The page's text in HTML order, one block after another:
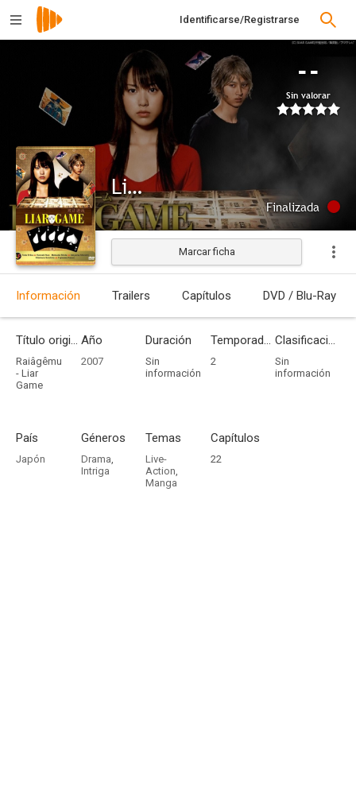
Identificarse/Registrarse
--
Sin valorar
Liar Game
Finalizada
Marcar ficha
Información Trailers Capítulos DVD / Blu-Ray
Título original
Raiâgêmu
- Liar
Game
Año
2007
Duración
Sin
información
Temporadas
2
Clasificación por edades
Sin
información
País
Japón
Géneros
Drama,
Intriga
Temas
Live-
Action,
Manga
Capítulos
22